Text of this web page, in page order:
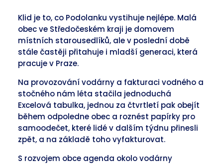
Klid je to, co Podolanku vystihuje nejlépe. Malá
obec ve Středočeském kraji je domovem
místních starousedlíků, ale v poslední době
stále častěji přitahuje i mladší generaci, která
pracuje v Praze.
Na provozování vodárny a fakturaci vodného a
stočného nám léta stačila jednoduchá
Excelová tabulka, jednou za čtvrtletí pak obejít
během odpoledne obec a roznést papírky pro
samoodečet, které lidé v dalším týdnu přinesli
zpět, a na základě toho vyfakturovat.
S rozvojem obce agenda okolo vodárny